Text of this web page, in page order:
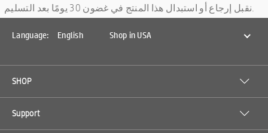
نقبل إرجاع أو استبدال هذا المنتج في غضون 30 يومًا بعد التسليم.
Language: English Shop in USA
SHOP
Support